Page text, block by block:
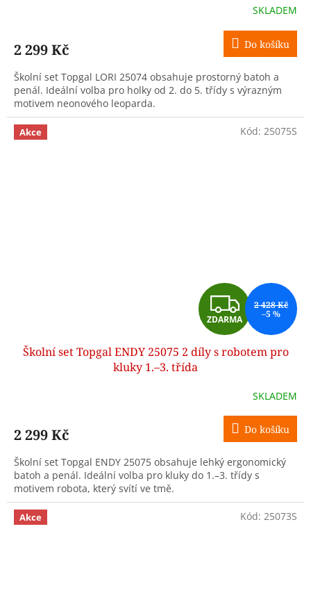
M
A
SKLADEM
2 299 Kč Do košíku
Školní set Topgal LORI 25074 obsahuje prostorný batoh a
penál. Ideální volba pro holky od 2. do 5. třídy s výrazným
motivem neonového leoparda.
Akce
Z
D
A
R
M
A
ZDARMA
2 428 Kč
–5 %
Školní set Topgal ENDY 25075 2 díly s robotem pro
kluky 1.–3. třída
SKLADEM
2 299 Kč Do košíku
Školní set Topgal ENDY 25075 obsahuje lehký ergonomický
batoh a penál. Ideální volba pro kluky do 1.–3. třídy s
motivem robota, který svítí ve tmě.
Kód: 25075S
Akce Kód: 25073S